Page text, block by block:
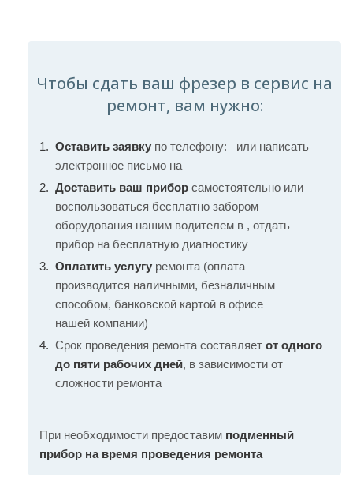
Чтобы сдать ваш фрезер в сервис на
ремонт, вам нужно:
Оставить заявку по телефону:
или написать
электронное письмо на
Доставить ваш прибор самостоятельно или
воспользоваться бесплатно забором
оборудования нашим водителем в , отдать
прибор на бесплатную диагностику
Оплатить услугу ремонта (оплата
производится наличными, безналичным
способом, банковской картой в офисе
нашей компании)
Срок проведения ремонта составляет от одного
до пяти рабочих дней, в зависимости от
сложности ремонта
При необходимости предоставим подменный
прибор на время проведения ремонта